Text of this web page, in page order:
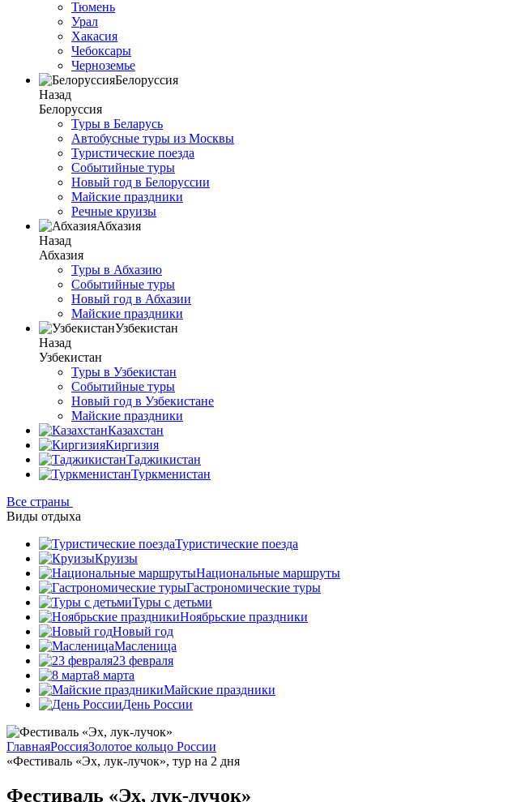
Тюмень
Урал
Хакасия
Чебоксары
Черноземье
Белоруссия
Назад
Белоруссия
Туры в Беларусь
Автобусные туры из Москвы
Туристические поезда
Событийные туры
Новый год в Белоруссии
Майские праздники
Речные круизы
Абхазия
Назад
Абхазия
Туры в Абхазию
Событийные туры
Новый год в Абхазии
Майские праздники
Узбекистан
Назад
Узбекистан
Туры в Узбекистан
Событийные туры
Новый год в Узбекистане
Майские праздники
Казахстан
Киргизия
Таджикистан
Туркменистан
Все страны
Виды отдыха
Туристические поезда
Круизы
Национальные маршруты
Гастрономические туры
Туры с детьми
Ноябрьские праздники
Новый год
Масленица
23 февраля
8 марта
Майские праздники
День России
ГлавнаяРоссияЗолотое кольцо России
«Фестиваль «Эх, лук-лучок», тур на 2 дня
Фестиваль «Эх, лук-лучок»